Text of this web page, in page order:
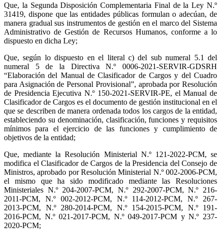
Que, la Segunda Disposición Complementaria Final de la Ley N.º
31419, dispone que las entidades públicas formulan o adecúan, de
manera gradual sus instrumentos de gestión en el marco del Sistema
Administrativo de Gestión de Recursos Humanos, conforme a lo
dispuesto en dicha Ley;
Que, según lo dispuesto en el literal c) del sub numeral 5.1 del
numeral 5 de la Directiva N.º 0006-2021-SERVIR-GDSRH
“Elaboración del Manual de Clasificador de Cargos y del Cuadro
para Asignación de Personal Provisional”, aprobada por Resolución
de Presidencia Ejecutiva N.º 150-2021-SERVIR-PE, el Manual de
Clasificador de Cargos es el documento de gestión institucional en el
que se describen de manera ordenada todos los cargos de la entidad,
estableciendo su denominación, clasificación, funciones y requisitos
mínimos para el ejercicio de las funciones y cumplimiento de
objetivos de la entidad;
Que, mediante la Resolución Ministerial N.º 121-2022-PCM, se
modifica el Clasificador de Cargos de la Presidencia del Consejo de
Ministros, aprobado por Resolución Ministerial N.º 002-2006-PCM,
el mismo que ha sido modificado mediante las Resoluciones
Ministeriales N.º 204-2007-PCM, N.º 292-2007-PCM, N.º 216-
2011-PCM, N.º 002-2012-PCM, N.º 114-2012-PCM, N.º 267-
2013-PCM, N.º 280-2014-PCM, N.º 154-2015-PCM, N.º 191-
2016-PCM, N.º 021-2017-PCM, N.º 049-2017-PCM y N.º 237-
2020-PCM;